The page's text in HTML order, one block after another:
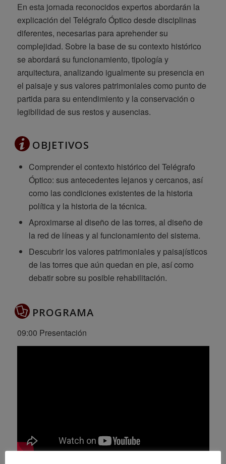
En esta jornada reconocidos expertos abordarán la
explicación del Telégrafo Óptico desde disciplinas
diferentes, necesarias para aprehender su
complejidad. Sobre la base de su contexto histórico
se abordará su funcionamiento, tipología y
arquitectura, analizando igualmente su presencia en
el paisaje y sus valores patrimoniales como punto de
partida para su entendimiento y la conservación o
legibilidad de sus restos y ausencias.
OBJETIVOS
Comprender el contexto histórico del Telégrafo
Óptico: sus antecedentes lejanos y cercanos, así
como las condiciones existentes de la historia
política y la historia de la técnica.
Aproximarse al diseño de las torres, al diseño de
la red de líneas y al funcionamiento del sistema.
Descubrir los valores patrimoniales y paisajísticos
de las torres que aún quedan en pie, así como
debatir sobre su posible rehabilitación.
PROGRAMA
09:00 Presentación